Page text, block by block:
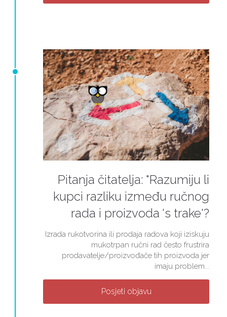
Pitanja čitatelja: "Razumiju li
kupci razliku između ručnog
rada i proizvoda 's trake'?
Izrada rukotvorina ili prodaja radova koji iziskuju
mukotrpan ručni rad često frustrira
prodavatelje/proizvođače tih proizvoda jer
imaju problem...
Posjeti objavu